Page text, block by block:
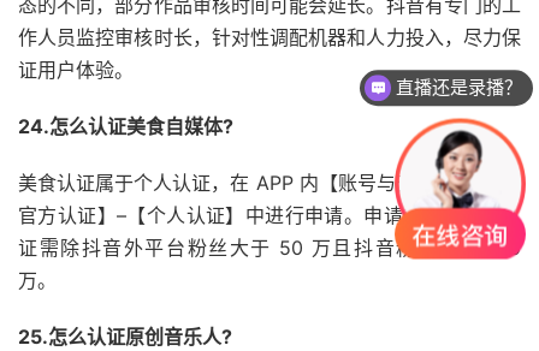
态的不同，部分作品审核时间可能会延长。抖音有专门的工
作人员监控审核时长，针对性调配机器和人力投入，尽力保
证用户体验。
24.怎么认证美食自媒体?
美食认证属于个人认证，在 APP 内【账号与安全】–【申请
官方认证】–【个人认证】中进行申请。申请美食自媒体认
证需除抖音外平台粉丝大于 50 万且抖音粉丝大于 100
万。
25.怎么认证原创音乐人?
直播还是录播？
课程怎么试听？